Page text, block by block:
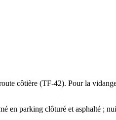
côtière (TF-42). Pour la
parking clôturé et asphalté ;